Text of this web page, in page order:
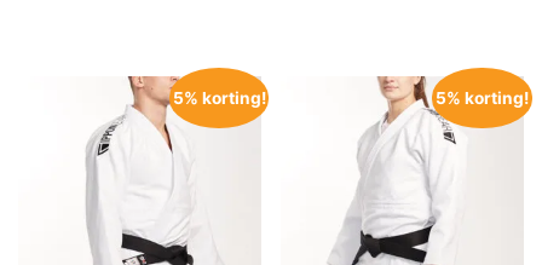
5% korting! 5% korting!